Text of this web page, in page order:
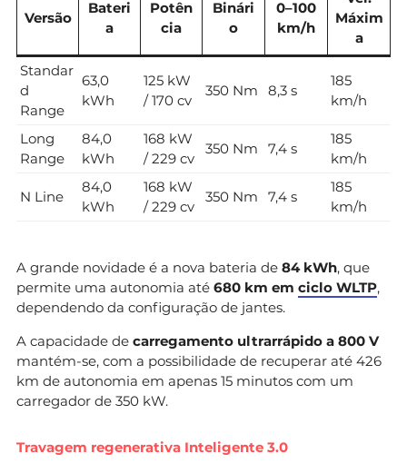
Versão
Bateri
a
Potên
cia
Binári
o
0–100
km/h
Máxim
a
Standar
d
Range
63,0
kWh
125 kW
/ 170 cv
350 Nm 8,3 s
185
km/h
Long
Range
84,0
kWh
168 kW
/ 229 cv
350 Nm 7,4 s
185
km/h
N Line
84,0
kWh
168 kW
/ 229 cv
350 Nm 7,4 s
185
km/h
A grande novidade é a nova bateria de 84 kWh, que
permite uma autonomia até 680 km em ciclo WLTP,
dependendo da configuração de jantes.
A capacidade de carregamento ultrarrápido a 800 V
mantém-se, com a possibilidade de recuperar até 426
km de autonomia em apenas 15 minutos com um
carregador de 350 kW.
Travagem regenerativa Inteligente 3.0